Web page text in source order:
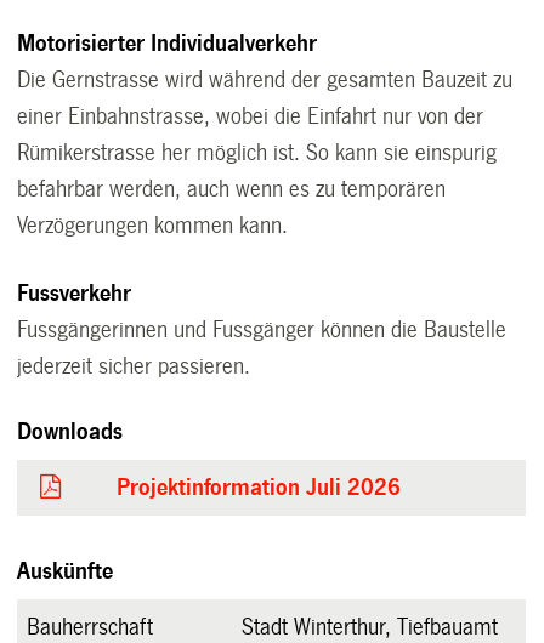
Motorisierter Individualverkehr
Die Gernstrasse wird während der gesamten Bauzeit zu
einer Einbahnstrasse, wobei die Einfahrt nur von der
Rümikerstrasse her möglich ist. So kann sie einspurig
befahrbar werden, auch wenn es zu temporären
Verzögerungen kommen kann.
Fussverkehr
Fussgängerinnen und Fussgänger können die Baustelle
jederzeit sicher passieren.
Downloads
Projektinformation Juli 2026
Auskünfte
Bauherrschaft Stadt Winterthur, Tiefbauamt